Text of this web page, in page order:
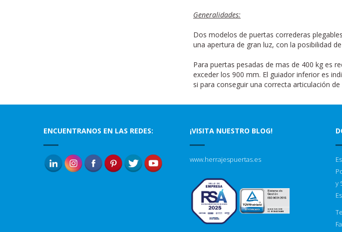
Generalidades:
Dos modelos de puertas correderas
una apertura de gran luz, con la posibilidad
Para puertas pesadas de mas de 400 kg es
exceder los 900 mm. El guiador inferior es
si para conseguir una correcta articulación de
ENCUENTRANOS EN LAS REDES: ¡VISITA NUESTRO BLOG!
www.herrajespuertas.es
y